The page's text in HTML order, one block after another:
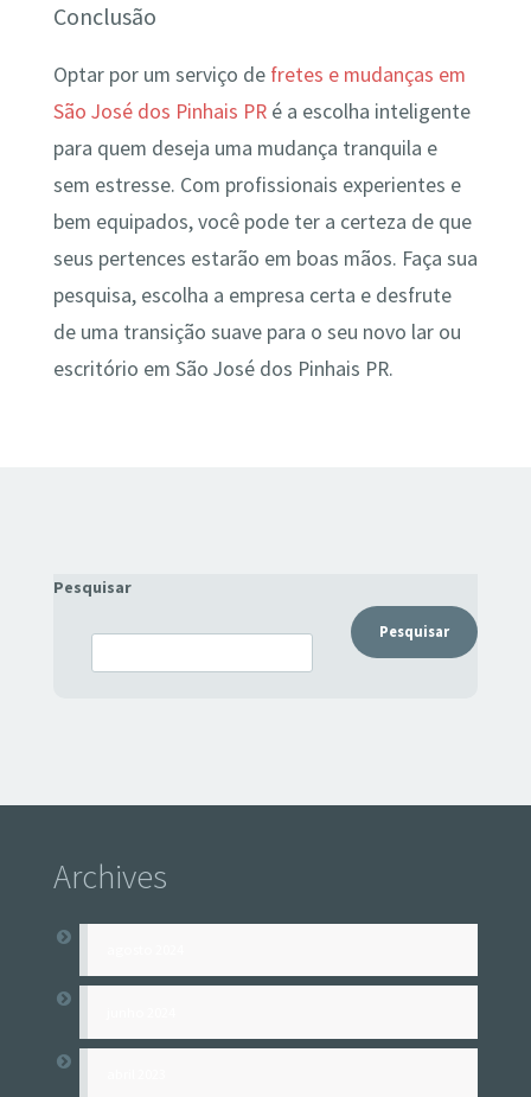
Conclusão
Optar por um serviço de fretes e mudanças em
São José dos Pinhais PRé a escolha inteligente
para quem deseja uma mudança tranquila e
sem estresse. Com profissionais experientes e
bem equipados, você pode ter a certeza de que
seus pertences estarão em boas mãos. Faça sua
pesquisa, escolha a empresa certa e desfrute
de uma transição suave para o seu novo lar ou
escritório em São José dos Pinhais PR.
Pesquisar
Pesquisar
Archives